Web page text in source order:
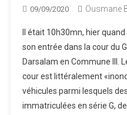
09/09/2020 Ousmane
Il était 10h30mn, hier
son entrée dans la cour du
Darsalam en Commune III.
cour est littéralement
véhicules parmi lesquels
immatriculées en série G,